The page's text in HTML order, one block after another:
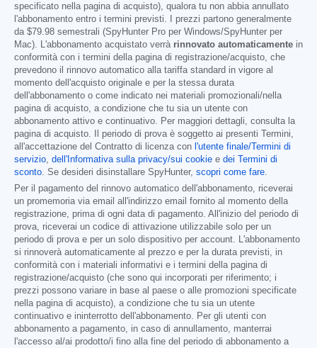
specificato nella pagina di acquisto), qualora tu non abbia annullato
l'abbonamento entro i termini previsti. I prezzi partono generalmente
da $79.98 semestrali (SpyHunter Pro per Windows/SpyHunter per
Mac). L'abbonamento acquistato verrà rinnovato automaticamente in
conformità con i termini della pagina di registrazione/acquisto, che
prevedono il rinnovo automatico alla tariffa standard in vigore al
momento dell'acquisto originale e per la stessa durata
dell'abbonamento o come indicato nei materiali promozionali/nella
pagina di acquisto, a condizione che tu sia un utente con
abbonamento attivo e continuativo. Per maggiori dettagli, consulta la
pagina di acquisto. Il periodo di prova è soggetto ai presenti Termini,
all'accettazione del Contratto di licenza con l'utente finale/Termini di
servizio, dell'Informativa sulla privacy/sui cookie e dei Termini di
sconto. Se desideri disinstallare SpyHunter, scopri come fare.
Per il pagamento del rinnovo automatico dell'abbonamento, riceverai
un promemoria via email all'indirizzo email fornito al momento della
registrazione, prima di ogni data di pagamento. All'inizio del periodo di
prova, riceverai un codice di attivazione utilizzabile solo per un
periodo di prova e per un solo dispositivo per account. L'abbonamento
si rinnoverà automaticamente al prezzo e per la durata previsti, in
conformità con i materiali informativi e i termini della pagina di
registrazione/acquisto (che sono qui incorporati per riferimento; i
prezzi possono variare in base al paese o alle promozioni specificate
nella pagina di acquisto), a condizione che tu sia un utente
continuativo e ininterrotto dell'abbonamento. Per gli utenti con
abbonamento a pagamento, in caso di annullamento, manterrai
l'accesso al/ai prodotto/i fino alla fine del periodo di abbonamento a